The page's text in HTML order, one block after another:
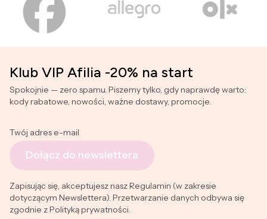
Klub VIP Afilia -20% na start
Spokojnie — zero spamu. Piszemy tylko, gdy naprawdę warto:
kody rabatowe, nowości, ważne dostawy, promocje.
Twój adres e-mail
Dołącz do newslettera
Zapisując się, akceptujesz nasz Regulamin (w zakresie
dotyczącym Newslettera). Przetwarzanie danych odbywa się
zgodnie z Polityką prywatności.